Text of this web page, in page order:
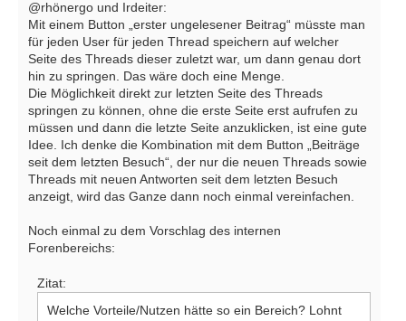
@rhönergo und Irdeiter:
Mit einem Button „erster ungelesener Beitrag“ müsste man
für jeden User für jeden Thread speichern auf welcher
Seite des Threads dieser zuletzt war, um dann genau dort
hin zu springen. Das wäre doch eine Menge.
Die Möglichkeit direkt zur letzten Seite des Threads
springen zu können, ohne die erste Seite erst aufrufen zu
müssen und dann die letzte Seite anzuklicken, ist eine gute
Idee. Ich denke die Kombination mit dem Button „Beiträge
seit dem letzten Besuch“, der nur die neuen Threads sowie
Threads mit neuen Antworten seit dem letzten Besuch
anzeigt, wird das Ganze dann noch einmal vereinfachen.
Noch einmal zu dem Vorschlag des internen
Forenbereichs:
Zitat:
Welche Vorteile/Nutzen hätte so ein Bereich? Lohnt